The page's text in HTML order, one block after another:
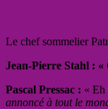
Le chef sommelier
Jean-Pierre Stahl : «
Pascal Pressac : « Eh
annoncé à tout le